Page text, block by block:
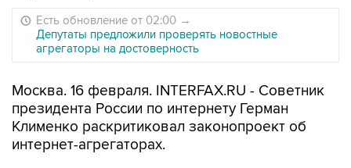
Есть обновление от 02:00 →
Депутаты предложили проверять новостные
агрегаторы на достоверность
Москва. 16 февраля. INTERFAX.RU - Советник
президента России по интернету Герман
Клименко раскритиковал законопроект об
интернет-агрегаторах.